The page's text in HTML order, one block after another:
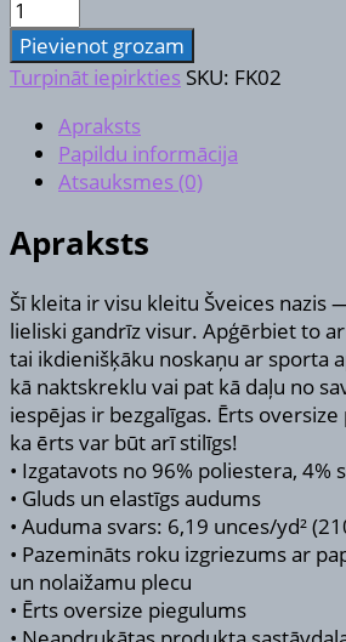
T-
krekla
kleita
daudzums
Pievienot grozam
Turpināt iepirkties SKU: FK02
Apraksts
Papildu informācija
Atsauksmes (0)
Apraksts
Šī kleita ir visu kleitu Šveices nazis
lieliski gandrīz visur. Apģērbiet to
tai ikdienišķāku noskaņu ar sporta
kā naktskreklu vai pat kā daļu no
iespējas ir bezgalīgas. Ērts
ka ērts var būt arī stilīgs!
• Izgatavots no 96% poliestera, 4%
• Gluds un elastīgs audums
• Auduma svars: 6,19 unces/yd²
• Pazemināts roku izgriezums ar
un nolaižamu plecu
• Ērts oversize piegulums